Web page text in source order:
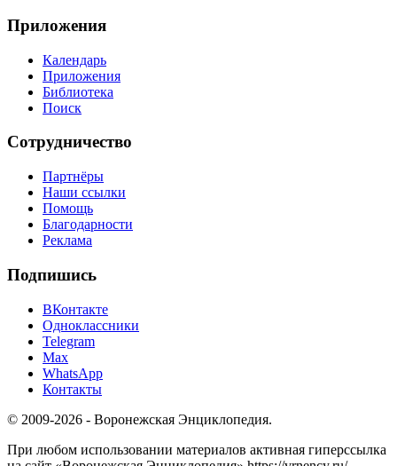
Приложения
Календарь
Приложения
Библиотека
Поиск
Сотрудничество
Партнёры
Наши ссылки
Помощь
Благодарности
Реклама
Подпишись
ВКонтакте
Одноклассники
Telegram
Max
WhatsApp
Контакты
© 2009-2026 - Воронежская Энциклопедия.
При любом использовании материалов активная гиперссылка